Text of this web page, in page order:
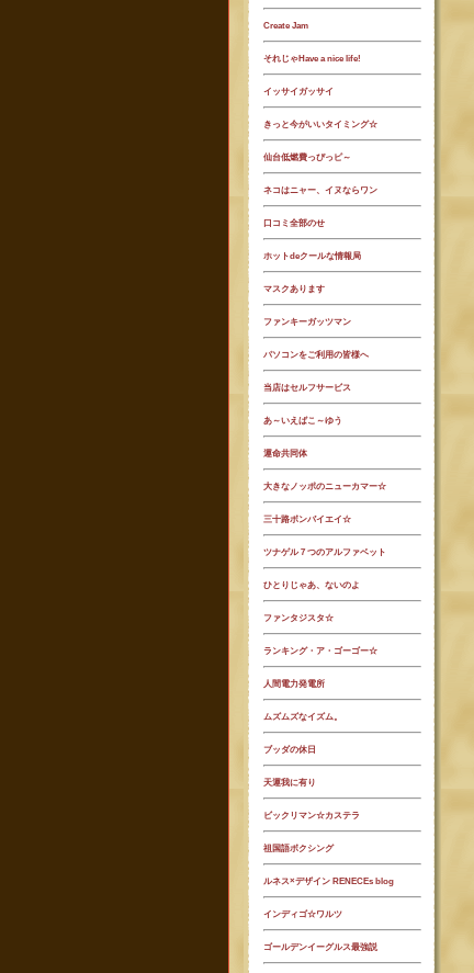
Create Jam
それじゃHave a nice life!
イッサイガッサイ
きっと今がいいタイミング☆
仙台低燃費っぴっピ～
ネコはニャー、イヌならワン
口コミ全部のせ
ホットdeクールな情報局
マスクあります
ファンキーガッツマン
パソコンをご利用の皆様へ
当店はセルフサービス
あ～いえばこ～ゆう
運命共同体
大きなノッポのニューカマー☆
三十路ボンバイエイ☆
ツナゲル７つのアルファベット
ひとりじゃあ、ないのよ
ファンタジスタ☆
ランキング・ア・ゴーゴー☆
人間電力発電所
ムズムズなイズム。
ブッダの休日
天運我に有り
ビックリマン☆カステラ
祖国語ボクシング
ルネス×デザイン RENECEs blog
インディゴ☆ワルツ
ゴールデンイーグルス最強説